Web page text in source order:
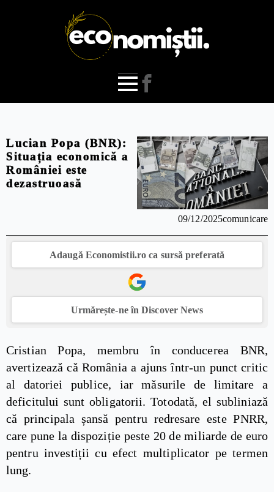
Lucian Popa (BNR):
Situația economică a
României este
dezastruoasă
09/12/2025comunicare
Adaugă Economistii.ro ca sursă preferată
Urmărește-ne în Discover News
Cristian Popa, membru în conducerea BNR,
avertizează că România a ajuns într-un punct critic
al datoriei publice, iar măsurile de limitare a
deficitului sunt obligatorii. Totodată, el subliniază
că principala șansă pentru redresare este PNRR,
care pune la dispoziție peste 20 de miliarde de euro
pentru investiții cu efect multiplicator pe termen
lung.